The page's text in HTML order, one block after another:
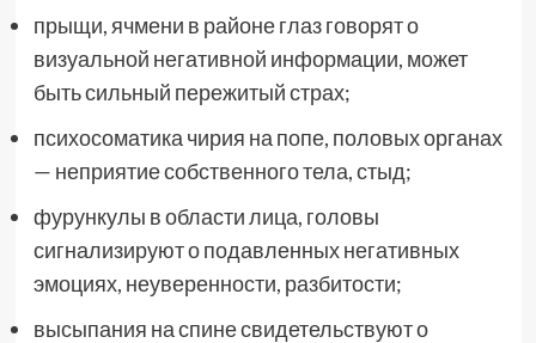
прыщи, ячмени в районе глаз говорят о
визуальной негативной информации, может
быть сильный пережитый страх;
психосоматика чирия на попе, половых органах
— неприятие собственного тела, стыд;
фурункулы в области лица, головы
сигнализируют о подавленных негативных
эмоциях, неуверенности, разбитости;
высыпания на спине свидетельствуют о